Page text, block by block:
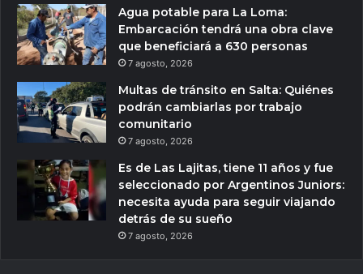
Agua potable para La Loma:
Embarcación tendrá una obra clave
que beneficiará a 630 personas
7 agosto, 2026
Multas de tránsito en Salta: Quiénes
podrán cambiarlas por trabajo
comunitario
7 agosto, 2026
Es de Las Lajitas, tiene 11 años y fue
seleccionado por Argentinos Juniors:
necesita ayuda para seguir viajando
detrás de su sueño
7 agosto, 2026